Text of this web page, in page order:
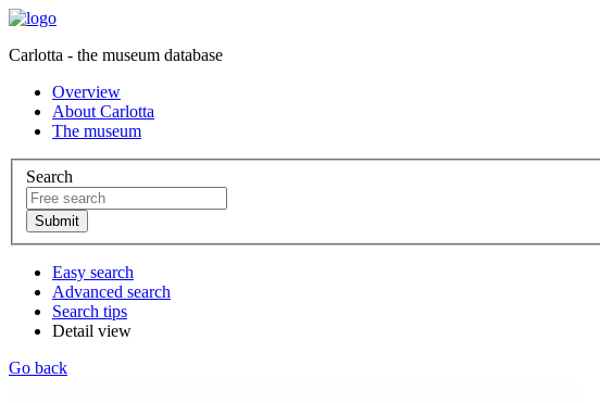
Carlotta - the museum database
Overview
About Carlotta
The museum
Search
Easy search
Advanced search
Search tips
Detail view
Go back